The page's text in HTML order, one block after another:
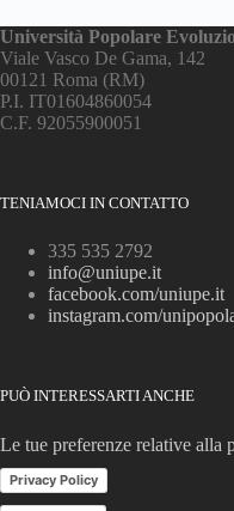
Università Popolare
Viale Vasco De Gama, 142
00121 Roma (RM)
P.I. IT01604860054
C.F. 92055900051
TENIAMOCI IN CONTATTO
335 535 2792
info@uniupe.it
facebook.com/uniupe.it
instagram.com/
PUÒ INTERESSARTI ANCHE
Le tue preferenze relative alla
Privacy Policy